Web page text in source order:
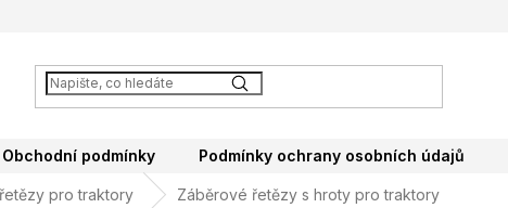
Obchodní podmínky Podmínky ochrany osobních údajů
pro traktory Záběrové řetězy s hroty pro traktory